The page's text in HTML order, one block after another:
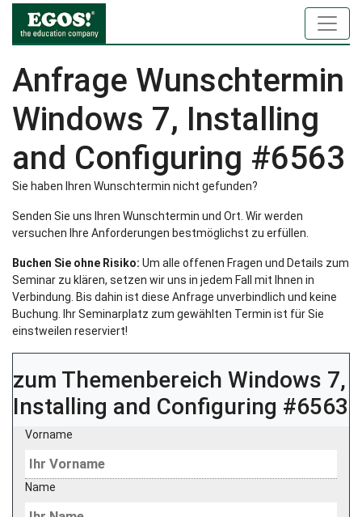
Anfrage Wunschtermin
Windows 7, Installing
and Configuring #6563
Sie haben Ihren Wunschtermin nicht gefunden?
Senden Sie uns Ihren Wunschtermin und Ort. Wir werden
versuchen Ihre Anforderungen bestmöglichst zu erfüllen.
Buchen Sie ohne Risiko: Um alle offenen Fragen und Details zum
Seminar zu klären, setzen wir uns in jedem Fall mit Ihnen in
Verbindung. Bis dahin ist diese Anfrage unverbindlich und keine
Buchung. Ihr Seminarplatz zum gewählten Termin ist für Sie
einstweilen reserviert!
zum Themenbereich Windows 7,
Installing and Configuring #6563
Vorname
Name